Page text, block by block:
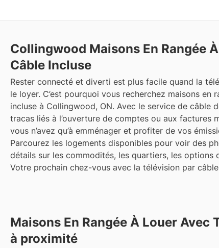
Collingwood Maisons En Rangée
Câble Incluse
Rester connecté et diverti est plus facile quand la
le loyer. C’est pourquoi vous recherchez maisons en
incluse à Collingwood, ON. Avec le service de câble
tracas liés à l’ouverture de comptes ou aux factures
vous n’avez qu’à emménager et profiter de vos
Parcourez les logements disponibles pour voir des
détails sur les commodités, les quartiers, les options
Votre prochain chez-vous avec la télévision par
Maisons En Rangée À Louer Avec
à proximité